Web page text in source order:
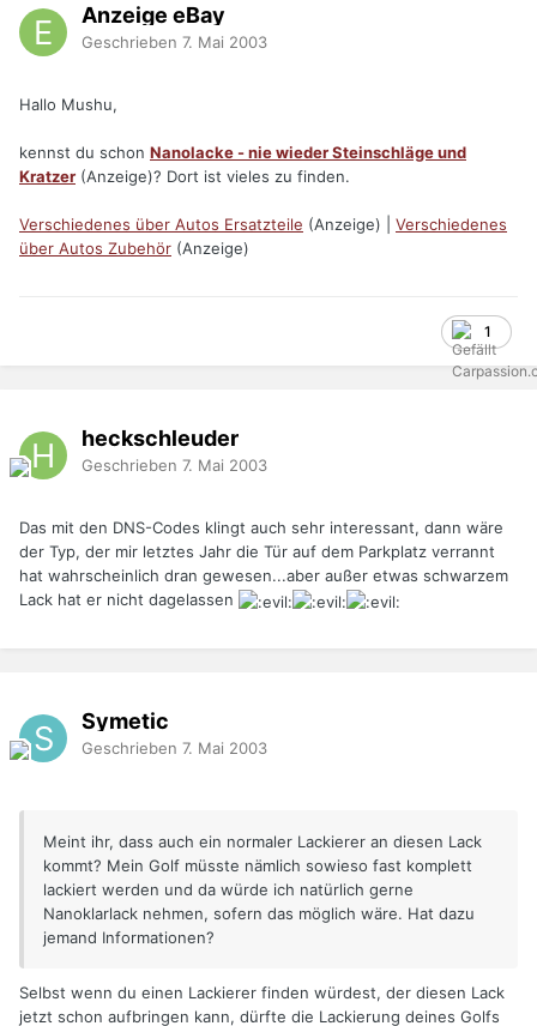
Anzeige eBay
Geschrieben 7. Mai 2003
Hallo Mushu,
kennst du schon Nanolacke - nie wieder Steinschläge und
Kratzer (Anzeige)? Dort ist vieles zu finden.
Verschiedenes über Autos Ersatzteile (Anzeige) | Verschiedenes
über Autos Zubehör (Anzeige)
1
heckschleuder
Geschrieben 7. Mai 2003
Das mit den DNS-Codes klingt auch sehr interessant, dann wäre
der Typ, der mir letztes Jahr die Tür auf dem Parkplatz verrannt
hat wahrscheinlich dran gewesen...aber außer etwas schwarzem
Lack hat er nicht dagelassen
Symetic
Geschrieben 7. Mai 2003
Meint ihr, dass auch ein normaler Lackierer an diesen Lack
kommt? Mein Golf müsste nämlich sowieso fast komplett
lackiert werden und da würde ich natürlich gerne
Nanoklarlack nehmen, sofern das möglich wäre. Hat dazu
jemand Informationen?
Selbst wenn du einen Lackierer finden würdest, der diesen Lack
jetzt schon aufbringen kann, dürfte die Lackierung deines Golfs